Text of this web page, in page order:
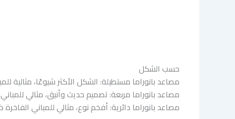
حسب الشكل
مصاعد بانوراما مستطيلة: الشكل الأكثر شيوعًا، مثالية
مصاعد بانوراما مربعة: تصميم حديث وأنيق، مثالي
مصاعد بانوراما دائرية: أفخم نوع، مثالي للمباني